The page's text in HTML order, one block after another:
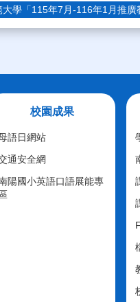
學「115年7月-116年1月推廣
校園成果
語日網站
通安全網
陽國小英語口語展能專
區